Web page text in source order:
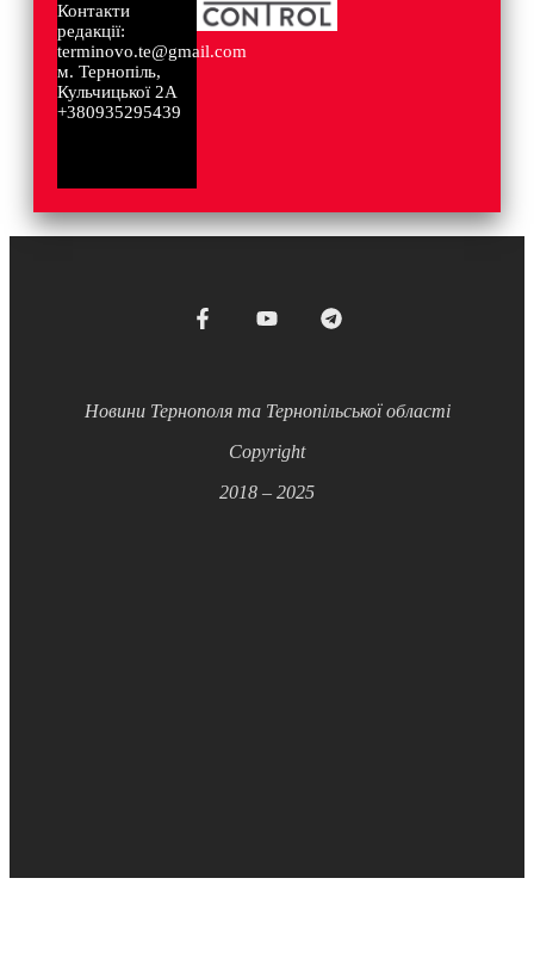
Контакти
редакції:
terminovo.te@gmail.com
м. Тернопіль,
Кульчицької 2А
+380935295439
Новини Тернополя та Тернопільської області
Copyright
2018 – 2025